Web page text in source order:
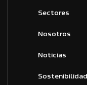
Sectores
Nosotros
Noticias
Sostenibilidad